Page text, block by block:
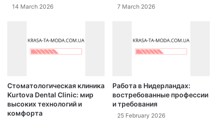
14 March 2026 7 March 2026
Стоматологическая клиника
Kurtova Dental Clinic: мир
высоких технологий и
комфорта
Работа в Нидерландах:
востребованные профессии
и требования
25 February 2026